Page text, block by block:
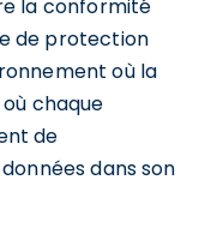
la conformité
de protection
où la
chaque
de
dans son